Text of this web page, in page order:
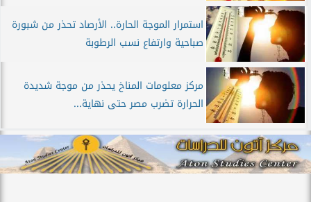
استمرار الموجة الحارة.. الأرصاد تحذر من شبورة
صباحية وارتفاع نسب الرطوبة
مركز معلومات المناخ يحذر من موجة شديدة
الحرارة تضرب مصر حتى نهاية...